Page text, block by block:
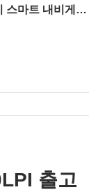
스마트 내비게이
출고